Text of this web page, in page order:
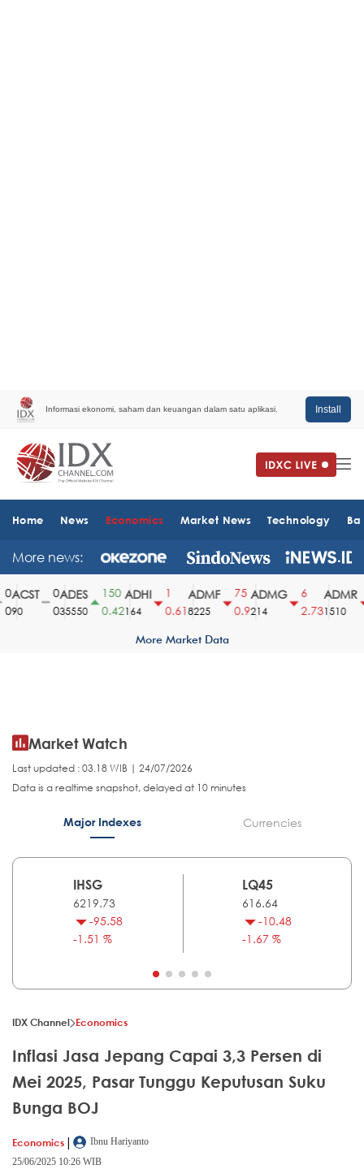
Informasi ekonomi, saham dan keuangan dalam satu aplikasi. Install
Home News Economics Market News Technology
More news:
ACST
90
ADES
35550
150
0.42
ADHI
164
0.61
ADMF
8225
75
0.9
ADMG
214
2.73
ADMR
1510
More Market Data
Market Watch
Last updated : 03.18 WIB | 24/07/2026
Data is a realtime snapshot, delayed at 10 minutes
Major Indexes Currencies
IHSG
6219.73
-95.58
-1.51 %
LQ45
616.64
-10.48
-1.67 %
IDX Channel Economics
Inflasi Jasa Jepang Capai 3,3 Persen di
Mei 2025, Pasar Tunggu Keputusan Suku
Bunga BOJ
Economics |
Ibnu Hariyanto
25/06/2025 10:26 WIB